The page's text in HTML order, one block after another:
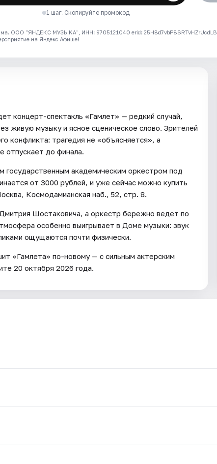
1 шаг. Скопируйте промокод
ООО "ЯНДЕКС МУЗЫКА", ИНН: 9705121040 erid: 25H8d7vbP8SRTvHZrUcdLB
на Яндекс Афише!
концерт-спектакль «Гамлет» — редкий случай,
живую музыку и ясное сценическое слово. Зрителей
конфликта: трагедия не «объясняется», а
отпускает до финала.
государственным академическим оркестром под
от 3000 рублей, и уже сейчас можно купить
Космодамианская наб., 52, стр. 8.
Шостаковича, а оркестр бережно ведет по
особенно выигрывает в Доме музыки: звук
ощущаются почти физически.
«Гамлета» по-новому — с сильным актерским
20 октября 2026 года.